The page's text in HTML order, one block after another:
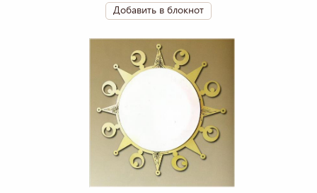
Добавить в блокнот